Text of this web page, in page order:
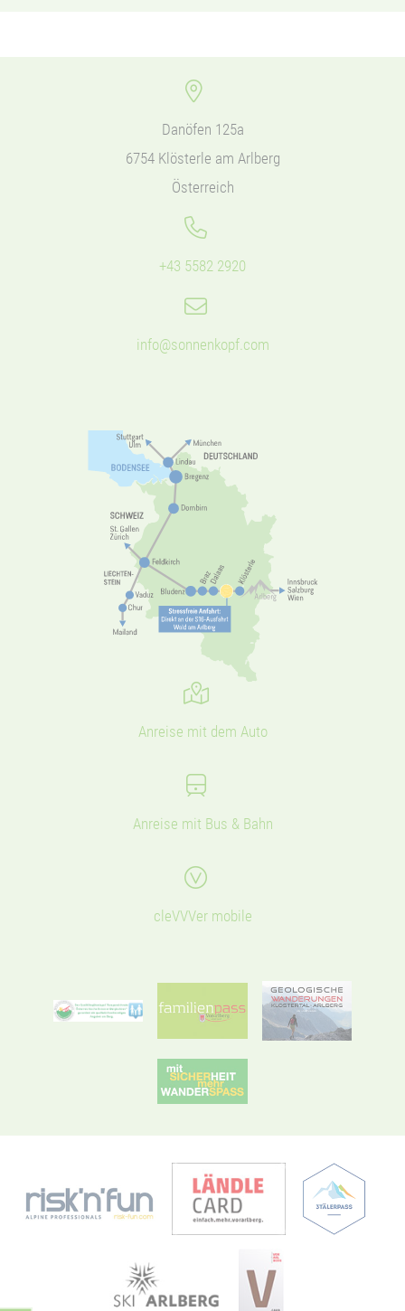
Ein starkes Stück
Natur
Danöfen 125a
6754 Klösterle am Arlberg
Österreich
+43 5582 2920
info@sonnenkopf.com
Anreise mit dem Auto
Anreise mit Bus & Bahn
cleVVVer mobile